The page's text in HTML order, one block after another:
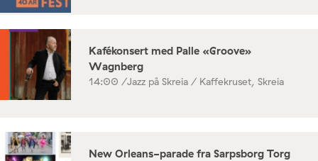
Kafékonsert med Palle «Groove»
Wagnberg
14:00 /Jazz på Skreia / Kaffekruset, Skreia
New Orleans-parade fra Sarpsborg Torg